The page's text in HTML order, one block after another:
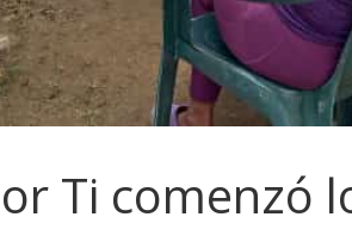
Ti comenzó